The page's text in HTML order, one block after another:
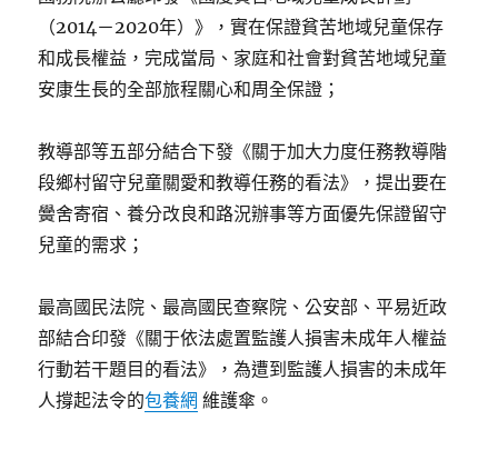
（2014－2020年）》，實在保證貧苦地域兒童保存
和成長權益，完成當局、家庭和社會對貧苦地域兒童
安康生長的全部旅程關心和周全保證；
教導部等五部分結合下發《關于加大力度任務教導階
段鄉村留守兒童關愛和教導任務的看法》，提出要在
黌舍寄宿、養分改良和路況辦事等方面優先保證留守
兒童的需求；
最高國民法院、最高國民查察院、公安部、平易近政
部結合印發《關于依法處置監護人損害未成年人權益
行動若干題目的看法》，為遭到監護人損害的未成年
人撐起法令的包養網 維護傘。